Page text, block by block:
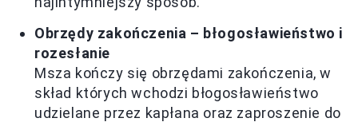
Obrzędy zakończenia – błogosławieństwo i
rozesłanie
Msza kończy się obrzędami zakończenia, w
skład których wchodzi błogosławieństwo
udzielane przez kapłana oraz zaproszenie do